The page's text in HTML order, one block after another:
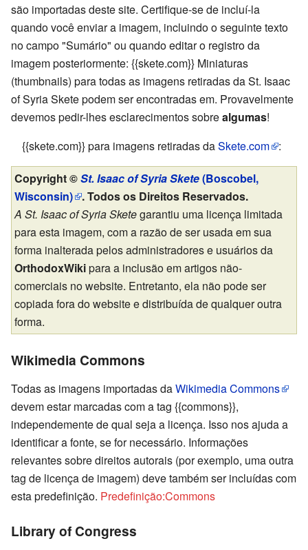
são importadas deste site. Certifique-se de incluí-la
quando você enviar a imagem, incluindo o seguinte texto
no campo "Sumário" ou quando editar o registro da
imagem posteriormente: {{skete.com}} Miniaturas
(thumbnails) para todas as imagens retiradas da St. Isaac
of Syria Skete podem ser encontradas em. Provavelmente
devemos pedir-lhes esclarecimentos sobrealgumas!
{{skete.com}} para imagens retiradas daSkete.com :
Copyright ©St. Isaac of Syria Skete(Boscobel,
Wisconsin)
. Todos os Direitos Reservados.
A St. Isaac of Syria Sketegarantiu uma licença limitada
para esta imagem, com a razão de ser usada em sua
forma inalterada pelos administradores e usuários da
OrthodoxWikipara a inclusão em artigos não-
comerciais no website. Entretanto, ela não pode ser
copiada fora do website e distribuída de qualquer outra
forma.
Wikimedia Commons
Todas as imagens importadas daWikimedia Commons
devem estar marcadas com a tag {{commons}},
independemente de qual seja a licença. Isso nos ajuda a
identificar a fonte, se for necessário. Informações
relevantes sobre direitos autorais (por exemplo, uma outra
tag de licença de imagem) deve também ser incluídas com
esta predefinição. Predefinição:Commons
Library of Congress